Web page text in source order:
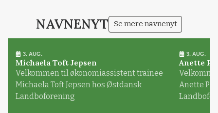
NAVNENYT Se mere navnenyt
3. AUG.
Michaela Toft Jepsen
Velkommen til økonomiassistent trainee
Michaela Toft Jepsen hos Østdansk
Landboforening
3. AUG.
Anette
Anette